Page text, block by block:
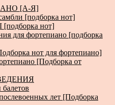
[А-Я]
[подборка нот]
нот]
для фортепиано [подборка
нот для фортепиано]
[Подборка от
лет [Подборка